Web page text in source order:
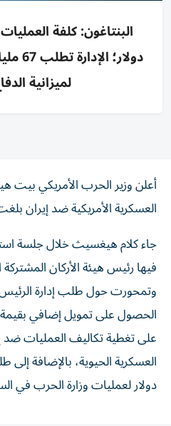
لميزانية
أعلن وزير الحرب الأمريكي بيت
العسكرية الأمريكية ضد إيران بلغت حتى الآن
جاء كلام هيغسيث خلال جلسة
فيها رئيس هيئة الأركان المشتركة
وتمحورت حول طلب إدارة الرئيس
على تغطية تكاليف العمليات ضد
دولار لعمليات وزارة الحرب في